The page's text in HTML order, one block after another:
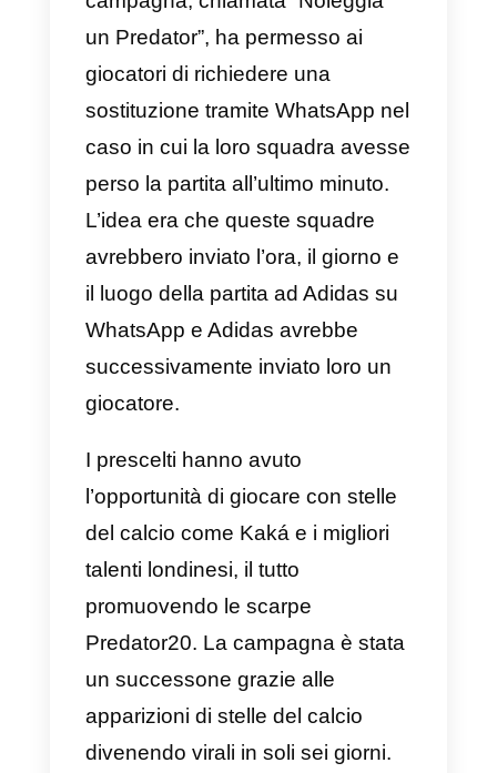
interazioni, con punte di 300
conversazioni simultanee. Il
marchio ha registrato i consigli di
seduzione sul suo sito Web,
inserendo i migliori partecipanti e
ricevendo un’altissima visibilità in
diversi paesi spagnoli. Questa
campagna pubblicitaria effettuata
quanto sia abile questa
piattaforma nel generare
interazioni divertenti e di valore
i clienti e il brand sponsorizzato.
5) Campus Pringles
Anche Pringles, il marchio di